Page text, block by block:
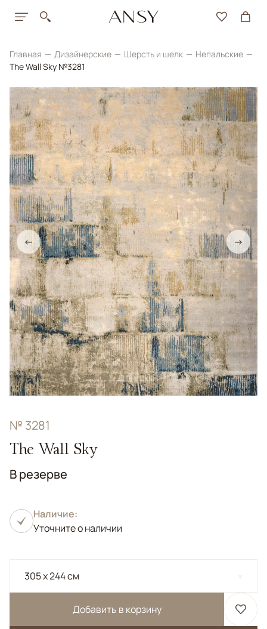
Главная Дизайнерские Шерсть и шелк
Непальские
The Wall Sky №3281
← →
№ 3281
The Wall Sky
В резерве
Наличие:
Уточните о наличии
305 x 244 см
Добавить в корзину